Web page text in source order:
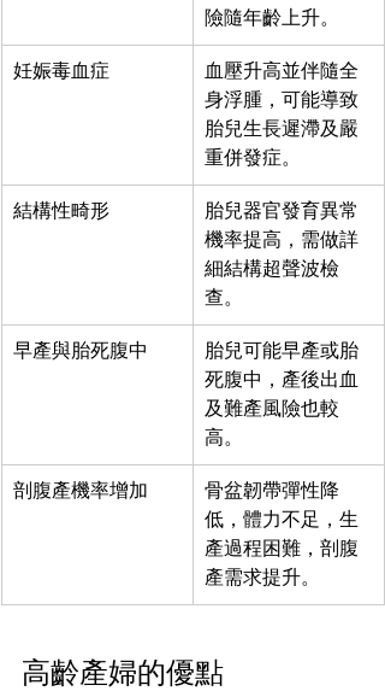
險隨年齡上升。
妊娠毒血症
血壓升高並伴隨全
身浮腫，可能導致
胎兒生長遲滯及嚴
重併發症。
結構性畸形
胎兒器官發育異常
機率提高，需做詳
細結構超聲波檢
查。
早產與胎死腹中
胎兒可能早產或胎
死腹中，產後出血
及難產風險也較
高。
剖腹產機率增加
骨盆韌帶彈性降
低，體力不足，生
產過程困難，剖腹
產需求提升。
高齡產婦的優點